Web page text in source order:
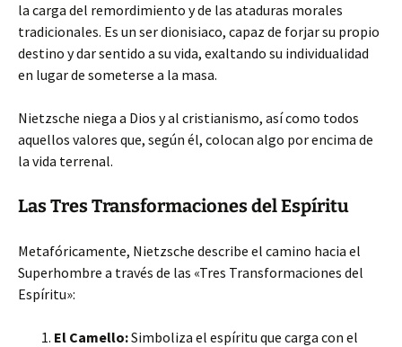
la carga del remordimiento y de las ataduras morales
tradicionales. Es un ser dionisiaco, capaz de forjar su propio
destino y dar sentido a su vida, exaltando su individualidad
en lugar de someterse a la masa.
Nietzsche niega a Dios y al cristianismo, así como todos
aquellos valores que, según él, colocan algo por encima de
la vida terrenal.
Las Tres Transformaciones del Espíritu
Metafóricamente, Nietzsche describe el camino hacia el
Superhombre a través de las «Tres Transformaciones del
Espíritu»:
El Camello:Simboliza el espíritu que carga con el